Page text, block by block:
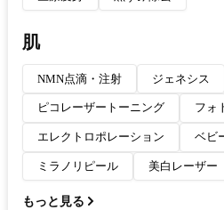
肌
NMN点滴・注射 ジェネシス
ピコレーザートーニング フォ
エレクトロポレーション ベビ
ミラノリピール 美白レーザー
もっと見る